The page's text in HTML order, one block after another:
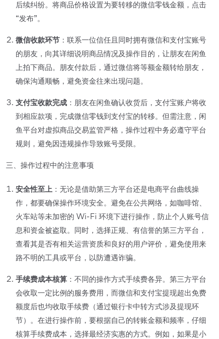
后续纠纷。将商品价格设置为要转移的微信零钱金额，点击
“发布”。
微信收款环节 ：联系一位信任且同时拥有微信和支付宝账号
的朋友，向其详细说明商品情况及操作目的，让朋友在闲鱼
上拍下商品。朋友付款后，通过微信将等额金额转给朋友，
确保沟通顺畅，避免资金往来出现问题。
支付宝收款完成 ：朋友在闲鱼确认收货后，支付宝账户将收
到相应款项，完成微信零钱到支付宝的转移。但需注意，闲
鱼平台对虚拟商品交易监管严格，操作过程中务必遵守平台
规则，避免因违规操作导致账号受限。
三、操作过程中的注意事项
安全性至上 ：无论是借助第三方平台还是电商平台曲线操
作，都要确保操作环境安全。避免在公共网络，如咖啡馆、
火车站等未加密的 Wi-Fi 环境下进行操作，防止个人账号信
息和资金被盗取。同时，选择正规、有信誉的第三方平台，
查看其是否有相关运营资质和良好的用户评价，避免使用来
路不明的工具或平台，以防遭遇诈骗。
手续费成本核算 ：不同的操作方式手续费各异。第三方平台
会收取一定比例的服务费用，而微信和支付宝提现超出免费
额度后也均收取手续费（通过银行卡中转方式涉及提现环
节）。在进行操作前，要根据自己的转账金额和频率，仔细
核算手续费成本，选择最经济实惠的方式。例如，如果是小